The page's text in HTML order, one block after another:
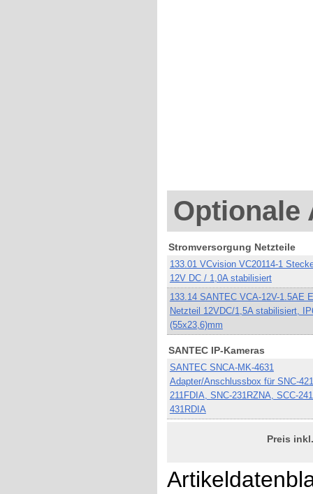
Optionale
Stromversorgung Netzteile
133.01 VCvision VC20114-1
12V DC / 1,0A stabilisiert
133.14 SANTEC VCA-12V-1.5AE
Netzteil 12VDC/1,5A stabilisiert,
(55x23,6)mm
SANTEC IP-Kameras
SANTEC SNCA-MK-4631
Adapter/Anschlussbox für SNC-
211FDIA, SNC-231RZNA, SCC-
431RDIA
Preis